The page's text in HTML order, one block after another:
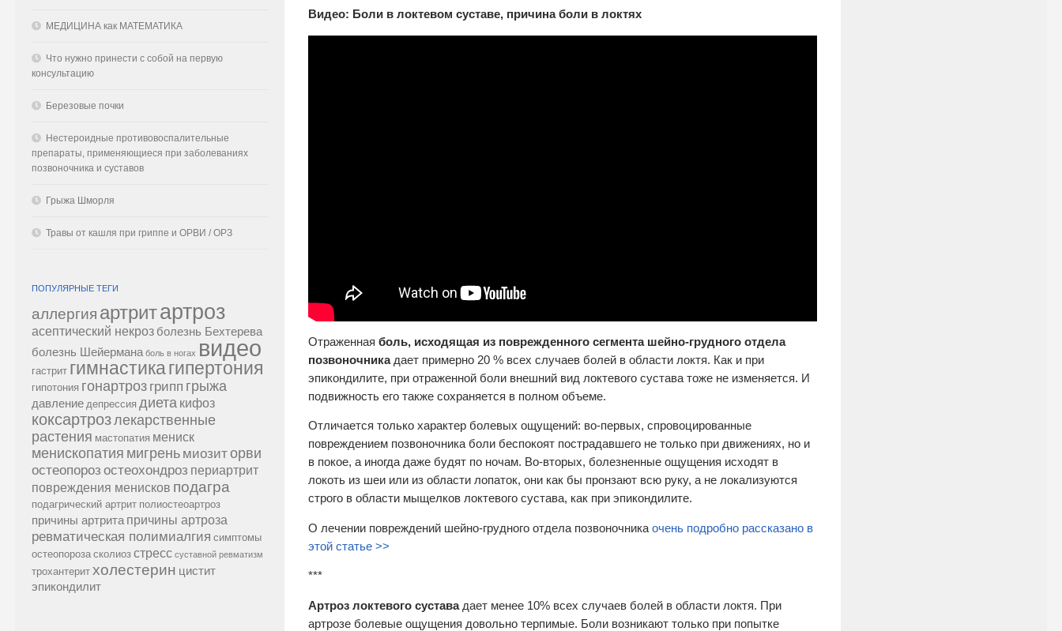
Видео: Боли в локтевом суставе, причина боли в локтях
Отраженная боль, исходящая из поврежденного сегмента шейно-грудного отдела
позвоночникадает примерно 20 % всех случаев болей в области локтя. Как и при
эпикондилите, при отраженной боли внешний вид локтевого сустава тоже не изменяется. И
подвижность его также сохраняется в полном объеме.
Отличается только характер болевых ощущений: во-первых, спровоцированные
повреждением позвоночника боли беспокоят пострадавшего не только при движениях, но и
в покое, а иногда даже будят по ночам. Во-вторых, болезненные ощущения исходят в
локоть из шеи или из области лопаток, они как бы пронзают всю руку, а не локализуются
строго в области мыщелков локтевого сустава, как при эпикондилите.
О лечении повреждений шейно-грудного отдела позвоночника очень подробно рассказано в
этой статье >>
***
Артроз локтевого суставадает менее 10% всех случаев болей в области локтя. При
артрозе болевые ощущения довольно терпимые. Боли возникают только при попытке
МЕДИЦИНА как МАТЕМАТИКА
Что нужно принести с собой на первую
консультацию
Березовые почки
Нестероидные противовоспалительные
препараты, применяющиеся при заболеваниях
позвоночника и суставов
Грыжа Шморля
Травы от кашля при гриппе и ОРВИ / ОРЗ
ПОПУЛЯРНЫЕ ТЕГИ
аллергия артритартроз
асептический некроз болезнь Бехтерева
болезнь Шейермана боль в ногах видео
гастрит гимнастикагипертония
гипотония гонартроз грипп грыжа
давление депрессия диета кифоз
коксартрозлекарственные
растения мастопатия мениск
менископатия мигрень миозиторви
остеопороз остеохондроз периартрит
повреждения менисков подагра
подагрический артрит полиостеоартроз
причины артрита причины артроза
ревматическая полимиалгия симптомы
остеопороза сколиоз стресс суставной ревматизм
трохантерит холестерин цистит
эпикондилит